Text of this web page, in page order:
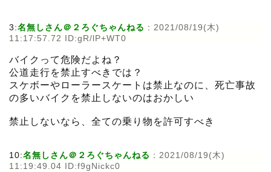
3:名無しさん＠２ろぐちゃんねる : 2021/08/19(木)
11:17:57.72 ID:gR/lP+WT0
バイクって危険だよね？
公道走行を禁止すべきでは？
スケボーやローラースケートは禁止なのに、死亡事故
の多いバイクを禁止しないのはおかしい
禁止しないなら、全ての乗り物を許可すべき
10:名無しさん＠２ろぐちゃんねる : 2021/08/19(木)
11:19:49.04 ID:f9gNickc0